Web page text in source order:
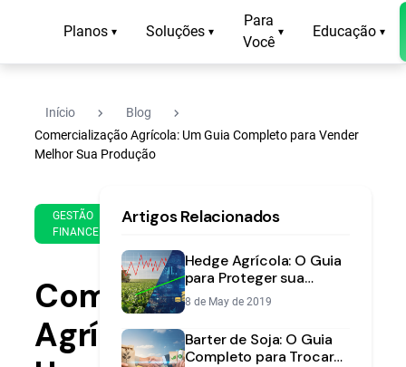
Planos ▾ Soluções ▾
Para
Você
▾ Educação ▾
Início navigate_next Blog navigate_next
Comercialização Agrícola: Um Guia Completo para Vender
Melhor Sua Produção
GESTÃO
FINANCEIRA
Apr
2022
min
Comercialização
Agrícola:
Artigos Relacionados
Hedge Agrícola: O Guia
para Proteger sua
Produção das Variações
de Preço
8 de May de 2019
Barter de Soja: O Guia
Completo para Trocar